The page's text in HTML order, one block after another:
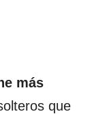
más
que